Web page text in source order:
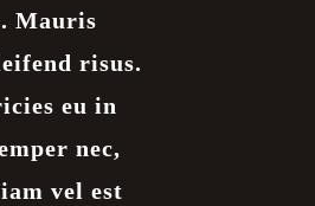
Mauris
risus.
eu in
nec,
vel est